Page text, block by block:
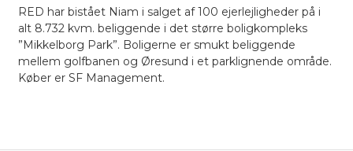
RED har bistået Niam i salget af 100 ejerlejligheder på i
alt 8.732 kvm. beliggende i det større boligkompleks
”Mikkelborg Park”. Boligerne er smukt beliggende
mellem golfbanen og Øresund i et parklignende område.
Køber er SF Management.